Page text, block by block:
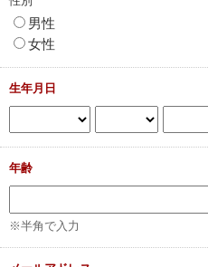
男性
女性
生年月日
年齢
※半角で入力